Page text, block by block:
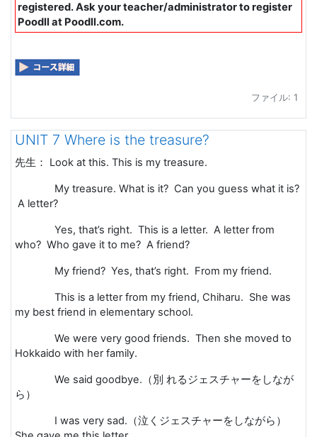
registered. Ask your teacher/administrator to register
Poodll at Poodll.com.
ファイル: 1
UNIT 7 Where is the treasure?
先生： Look at this. This is my treasure.
My treasure. What is it? Can you guess what it is?
A letter?
Yes, that’s right. This is a letter. A letter from
who? Who gave it to me? A friend?
My friend? Yes, that’s right. From my friend.
This is a letter from my friend, Chiharu. She was
my best friend in elementary school.
We were very good friends. Then she moved to
Hokkaido with her family.
We said goodbye. （別 れるジェスチャーをしなが
ら）
I was very sad. （泣くジェスチャーをしながら）